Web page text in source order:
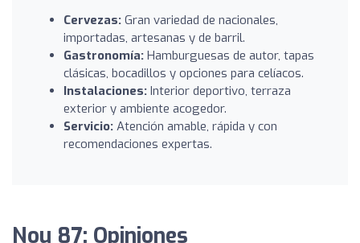
Cervezas: Gran variedad de nacionales,
importadas, artesanas y de barril.
Gastronomía: Hamburguesas de autor, tapas
clásicas, bocadillos y opciones para celíacos.
Instalaciones: Interior deportivo, terraza
exterior y ambiente acogedor.
Servicio: Atención amable, rápida y con
recomendaciones expertas.
Nou 87: Opiniones